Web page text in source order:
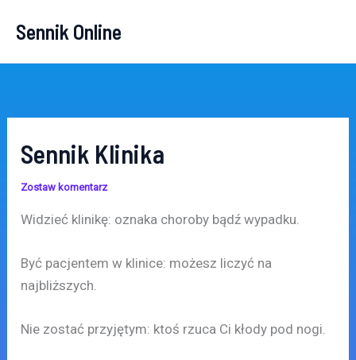
Sennik Online
Sennik Klinika
Zostaw komentarz
Widzieć klinikę: oznaka choroby bądź wypadku.
Być pacjentem w klinice: możesz liczyć na
najbliższych.
Nie zostać przyjętym: ktoś rzuca Ci kłody pod nogi.